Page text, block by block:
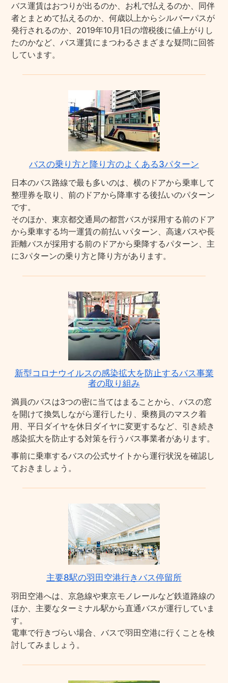
バス運賃はおつりが出るのか、お札で払えるのか、同伴
者とまとめて払えるのか、何歳以上からシルバーパスが
発行されるのか、2019年10月1日の増税後に値上がりし
たのかなど、バス運賃にまつわるさまざまな疑問に回答
しています。
バスの乗り方と降り方のよくある3パターン
日本のバス路線で最も多いのは、横のドアから乗車して
整理券を取り、前のドアから降車する後払いのパターン
です。
そのほか、東京都交通局の都営バスが採用する前のドア
から乗車する均一運賃の前払いパターン、高速バスや長
距離バスが採用する前のドアから乗降するパターン、主
に3パターンの乗り方と降り方があります。
新型コロナウイルスの感染拡大を防止するバス事業
者の取り組み
満員のバスは3つの密に当てはまることから、バスの窓
を開けて換気しながら運行したり、乗務員のマスク着
用、平日ダイヤを休日ダイヤに変更するなど、引き続き
感染拡大を防止する対策を行うバス事業者があります。
事前に乗車するバスの公式サイトから運行状況を確認し
ておきましょう。
主要8駅の羽田空港行きバス停留所
羽田空港へは、京急線や東京モノレールなど鉄道路線の
ほか、主要なターミナル駅から直通バスが運行していま
す。
電車で行きづらい場合、バスで羽田空港に行くことを検
討してみましょう。